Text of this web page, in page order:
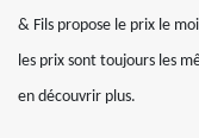
& Fils propose le prix le
les prix sont toujours les
en découvrir plus.